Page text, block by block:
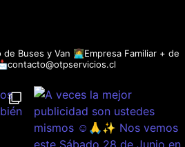
Buses y Van 👩‍💻Empresa Familiar + de